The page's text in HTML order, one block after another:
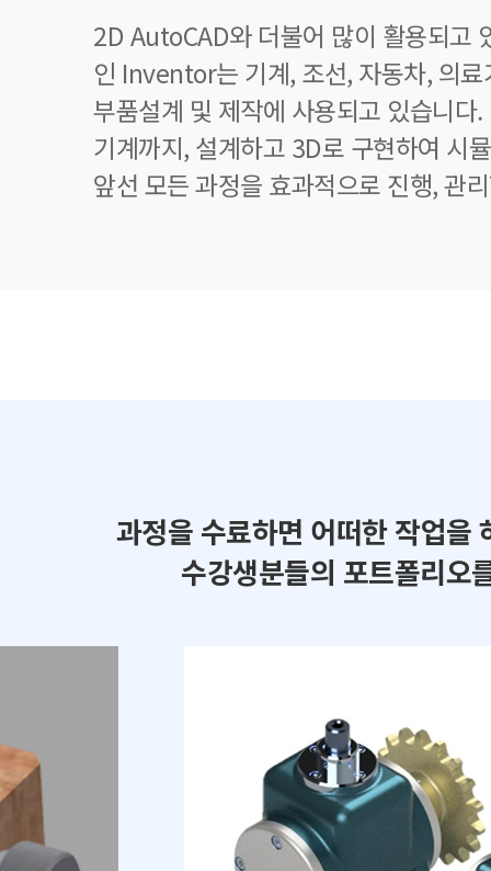
2D AutoCAD와 더불어 많이 활용되고
인 Inventor는 기계, 조선, 자동차, 의
부품설계 및 제작에 사용되고 있습니다
기계까지, 설계하고 3D로 구현하여 시
앞선 모든 과정을 효과적으로 진행, 관
과정을 수료하면 어떠한 작업을
수강생분들의 포트폴리오